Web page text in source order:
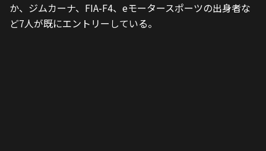
か、ジムカーナ、FIA-F4、eモータースポーツの出身者な
ど7人が既にエントリーしている。